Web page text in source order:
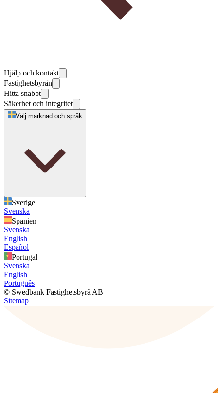
Hjälp och kontakt
Fastighetsbyrån
Hitta snabbt
Säkerhet och integritet
Välj marknad och språk
Sverige
Svenska
Spanien
Svenska
English
Español
Portugal
Svenska
English
Português
© Swedbank Fastighetsbyrå AB
Sitemap